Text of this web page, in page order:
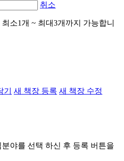
취소
소1개 ~ 최대3개까지 가능합니
새 책장 등록 새 책장 수정
야를 선택 하신 후 등록 버튼을